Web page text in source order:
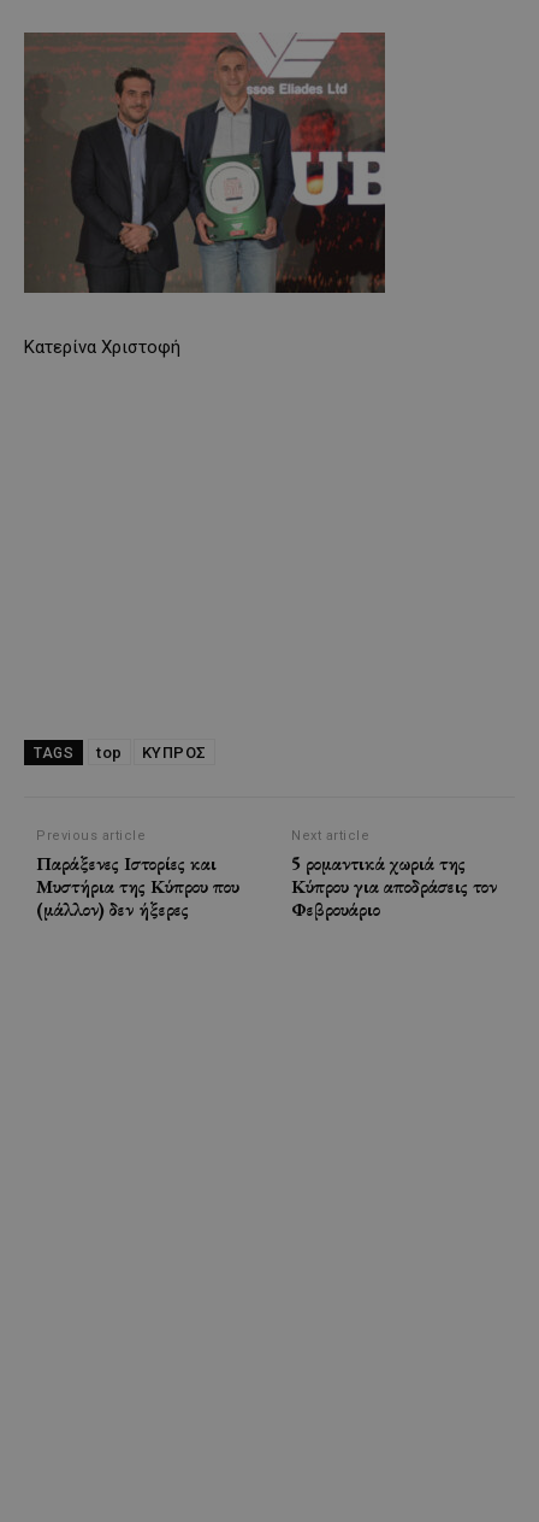
Κατερίνα Χριστοφή
TAGS top ΚΥΠΡΟΣ
Previous article
Παράξενες Ιστορίες και
Μυστήρια της Κύπρου που
(μάλλον) δεν ήξερες
Next article
5 ρομαντικά χωριά της
Κύπρου για αποδράσεις τον
Φεβρουάριο